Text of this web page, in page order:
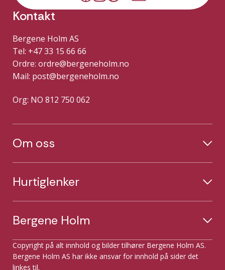
Kontakt
Bergene Holm AS
Tel: +47 33 15 66 66
Ordre: ordre@bergeneholm.no
Mail: post@bergeneholm.no
Org: NO 812 750 062
Om oss
Hurtiglenker
Bergene Holm
Copyright på alt innhold og bilder tilhører Bergene Holm AS.
Bergene Holm AS har ikke ansvar for innhold på sider det
linkes til.